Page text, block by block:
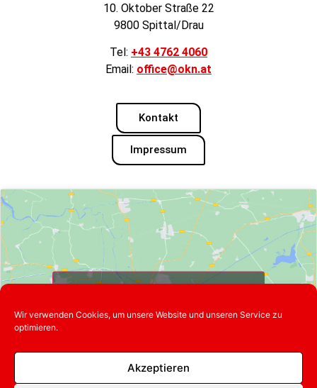
Wir verwenden Cookies, um unsere Website und unseren Service zu
optimieren.
Akzeptieren
10. Oktober Straße 22
9800 Spittal/Drau
Tel: +43 4762 4060
Email: office@okn.at
Kontakt
Impressum
Klicke hier, um Marketing-Cookies zu
aktivieren